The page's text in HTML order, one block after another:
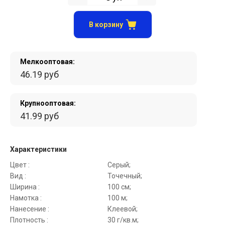
Мелкооптовая:
46.19 руб
Крупнооптовая:
41.99 руб
Характеристики
Цвет :
Серый;
Вид :
Точечный;
Ширина :
100 см;
Намотка :
100 м;
Нанесение :
Клеевой;
Плотность :
30 г/кв.м;
В корзину